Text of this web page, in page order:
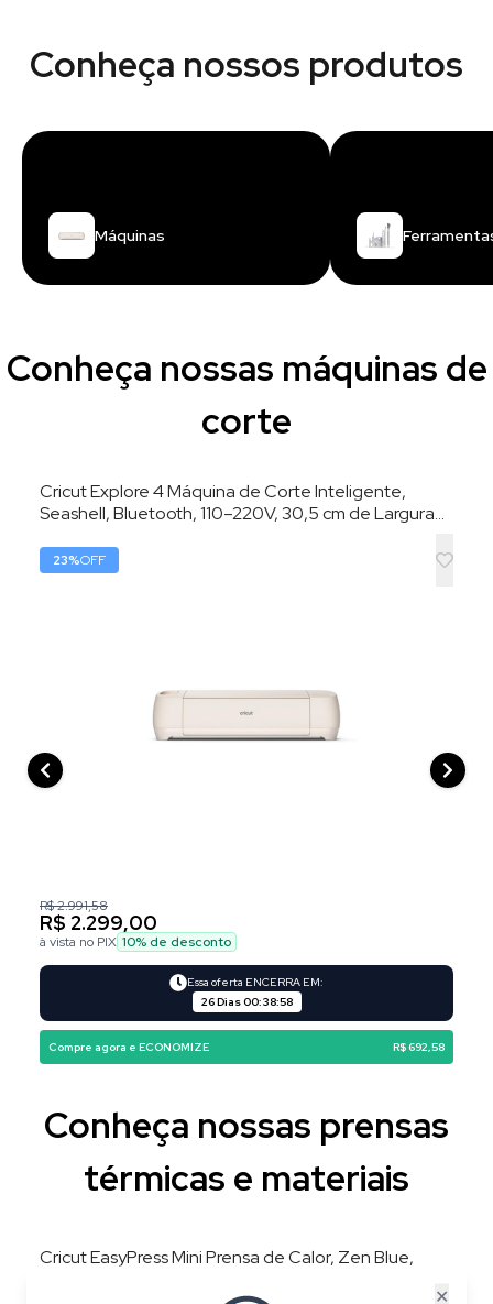
✕
Conheça nossos produtos
Máquinas
Conheça nossas máquinas de
corte
Cricut Explore 4 Máquina de Corte Inteligente,
Seashell, Bluetooth, 110–220V, 30,5 cm de Largura
23%OFF
R$ 2.991,58
R$ 2.299,00
à vista no PIX 10% de desconto
Essa oferta ENCERRA EM:
26 Dias00:38:57
Compre agora e ECONOMIZE R$ 692,58
Conheça nossas prensas
térmicas e materiais
Cricut EasyPress Mini Prensa de Calor, Zen Blue,